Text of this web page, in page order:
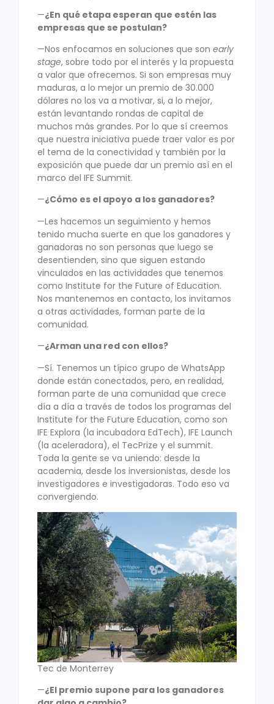
—¿En qué etapa esperan que estén las
empresas que se postulan?
—Nos enfocamos en soluciones que son early
stage, sobre todo por el interés y la propuesta
a valor que ofrecemos. Si son empresas muy
maduras, a lo mejor un premio de 30.000
dólares no los va a motivar, si, a lo mejor,
están levantando rondas de capital de
muchos más grandes. Por lo que sí creemos
que nuestra iniciativa puede traer valor es por
el tema de la conectividad y también por la
exposición que puede dar un premio así en el
marco del IFE Summit.
—¿Cómo es el apoyo a los ganadores?
—Les hacemos un seguimiento y hemos
tenido mucha suerte en que los ganadores y
ganadoras no son personas que luego se
desentienden, sino que siguen estando
vinculados en las actividades que tenemos
como Institute for the Future of Education.
Nos mantenemos en contacto, los invitamos
a otras actividades, forman parte de la
comunidad.
—¿Arman una red con ellos?
—Sí. Tenemos un típico grupo de WhatsApp
donde están conectados, pero, en realidad,
forman parte de una comunidad que crece
día a día a través de todos los programas del
Institute for the Future Education, como son
IFE Explora (la incubadora EdTech), IFE Launch
(la aceleradora), el TecPrize y el summit.
Toda la gente se va uniendo: desde la
academia, desde los inversionistas, desde los
investigadores e investigadoras. Todo eso va
convergiendo.
Tec de Monterrey
—¿El premio supone para los ganadores